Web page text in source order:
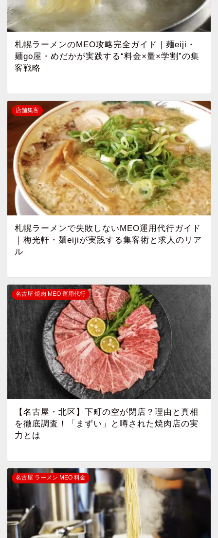
札幌ラーメンのMEO攻略完全ガイド｜麺eiji・
麺go屋・めだかが実践する“料金×量×学割”の集
客戦略
店舗集客
札幌ラーメンで失敗しないMEO運用代行ガイド
｜梅光軒・麺eijiが実践する集客術と求人のリア
ル
名古屋 焼肉 MEO 運用代行
【名古屋・北区】下町の空が閉店？理由と真相
を徹底調査！「まずい」と噂された焼肉店の実
力とは
名古屋 ラーメン MEO 料金